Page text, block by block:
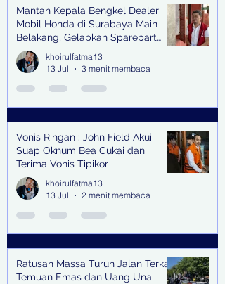
Mantan Kepala Bengkel Dealer
Mobil Honda di Surabaya Main
Belakang, Gelapkan Sparepart
Senilai Rp 1,9 Miliar
khoirulfatma13
13 Jul
3 menit membaca
Vonis Ringan : John Field Akui
Suap Oknum Bea Cukai dan
Terima Vonis Tipikor
khoirulfatma13
13 Jul
2 menit membaca
Ratusan Massa Turun Jalan Terkait
Temuan Emas dan Uang Unai